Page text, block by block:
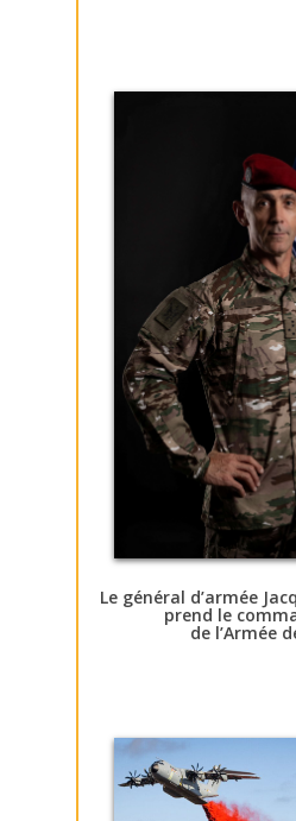
Le général d’armée
prend le
de l’Armée